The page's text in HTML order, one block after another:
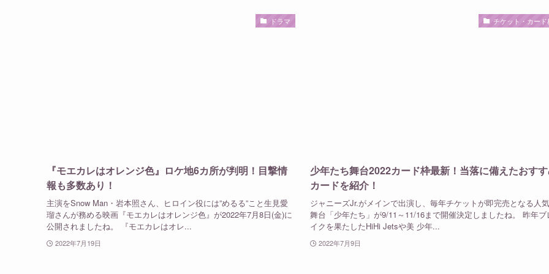
ドラマ
『モエカレはオレンジ色』ロケ地6カ所が判明！目撃情
報も多数あり！
主演をSnow Man・岩本照さん、ヒロイン役には”めるる”こと生見愛
瑠さんが務める映画『モエカレはオレンジ色』が2022年7月8日(金)に
公開されましたね。 『モエカレはオレ...
2022年7月19日
チケット・カード
少年たち舞台2022カード枠最新！当落に備えたおす
カードを紹介！
ジャニーズJr.がメインで出演し、毎年チケットが即完売となる人
舞台「少年たち」が9/11～11/16まで開催決定しましたね。 昨年ブ
イクを果たしたHiHi Jetsや美 少年...
2022年7月9日